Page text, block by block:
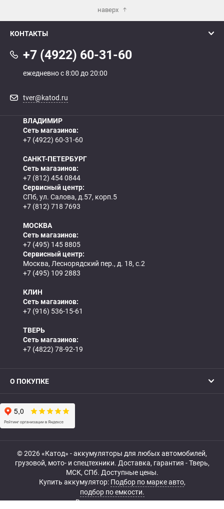
наверх
КОНТАКТЫ
+7 (4922) 60-31-60
ежедневно с 8:00 до 20:00
tver@katod.ru
ВЛАДИМИР
Сеть магазинов:
+7 (4922) 60-31-60
САНКТ-ПЕТЕРБУРГ
Сеть магазинов:
+7 (812) 454 0844
Сервисный центр:
СПб, ул. Салова, д.57, корп.5
+7 (812) 718 7693
МОСКВА
Сеть магазинов:
+7 (495) 145 8805
Сервисный центр:
Москва, Леснорядский пер., д. 18, с.2
+7 (495) 109 2883
КЛИН
Сеть магазинов:
+7 (916) 536-15-61
ТВЕРЬ
Сеть магазинов:
+7 (4822) 78-92-19
О ПОКУПКЕ
© 2026 «Катод» - аккумуляторы для любых автомобилей,
грузовой, мото- и спецтехники. Доставка, гарантия - Тверь,
МСК, СПб. Доступные цены.
Купить аккумулятор: Подбор по марке авто,
подбор по емкости.
Все права защищены.